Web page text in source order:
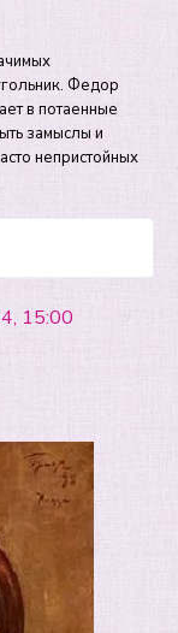
Федор
в потаенные
замыслы и
непристойных
15:00